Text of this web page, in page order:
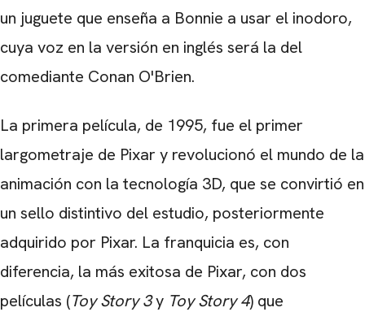
un juguete que enseña a Bonnie a usar el inodoro,
cuya voz en la versión en inglés será la del
comediante Conan O'Brien.
La primera película, de 1995, fue el primer
largometraje de Pixar y revolucionó el mundo de la
animación con la tecnología 3D, que se convirtió en
un sello distintivo del estudio, posteriormente
adquirido por Pixar. La franquicia es, con
diferencia, la más exitosa de Pixar, con dos
películas (Toy Story 3y Toy Story 4) que